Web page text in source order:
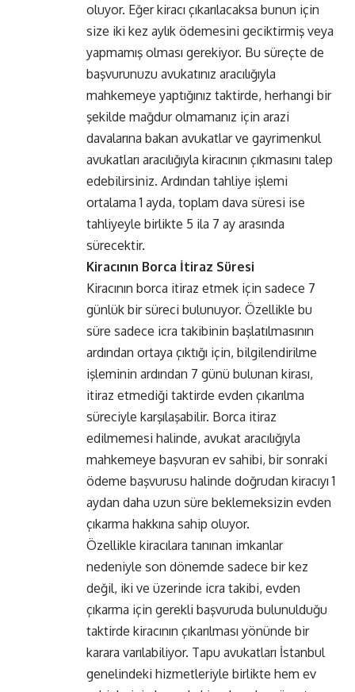
oluyor. Eğer kiracı çıkarılacaksa bunun için
size iki kez aylık ödemesini geciktirmiş veya
yapmamış olması gerekiyor. Bu süreçte de
başvurunuzu avukatınız aracılığıyla
mahkemeye yaptığınız taktirde, herhangi bir
şekilde mağdur olmamanız için arazi
davalarına bakan avukatlar ve gayrimenkul
avukatları aracılığıyla kiracının çıkmasını talep
edebilirsiniz. Ardından tahliye işlemi
ortalama 1 ayda, toplam dava süresi ise
tahliyeyle birlikte 5 ila 7 ay arasında
sürecektir.
Kiracının Borca İtiraz Süresi
Kiracının borca itiraz etmek için sadece 7
günlük bir süreci bulunuyor. Özellikle bu
süre sadece icra takibinin başlatılmasının
ardından ortaya çıktığı için, bilgilendirilme
işleminin ardından 7 günü bulunan kirası,
itiraz etmediği taktirde evden çıkarılma
süreciyle karşılaşabilir. Borca itiraz
edilmemesi halinde, avukat aracılığıyla
mahkemeye başvuran ev sahibi, bir sonraki
ödeme başvurusu halinde doğrudan kiracıyı 1
aydan daha uzun süre beklemeksizin evden
çıkarma hakkına sahip oluyor.
Özellikle kiracılara tanınan imkanlar
nedeniyle son dönemde sadece bir kez
değil, iki ve üzerinde icra takibi, evden
çıkarma için gerekli başvuruda bulunulduğu
taktirde kiracının çıkarılması yönünde bir
karara varılabiliyor. Tapu avukatları İstanbul
genelindeki hizmetleriyle birlikte hem ev